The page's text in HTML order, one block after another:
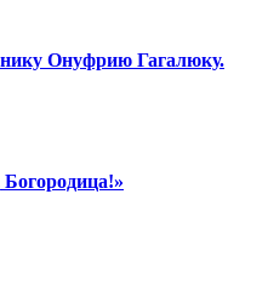
Онуфрию Гагалюку.